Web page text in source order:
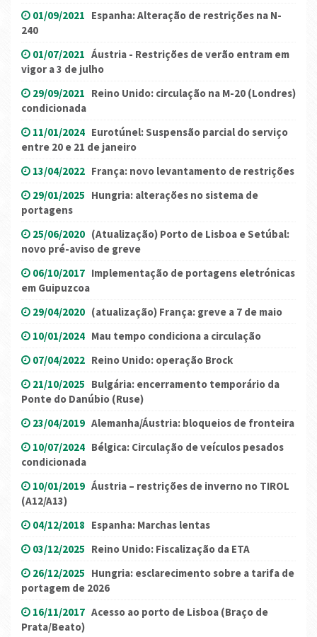
01/09/2021 Espanha: Alteração de restrições na N-
240
01/07/2021 Áustria - Restrições de verão entram em
vigor a 3 de julho
29/09/2021 Reino Unido: circulação na M-20 (Londres)
condicionada
11/01/2024 Eurotúnel: Suspensão parcial do serviço
entre 20 e 21 de janeiro
13/04/2022 França: novo levantamento de restrições
29/01/2025 Hungria: alterações no sistema de
portagens
25/06/2020 (Atualização) Porto de Lisboa e Setúbal:
novo pré-aviso de greve
06/10/2017 Implementação de portagens eletrónicas
em Guipuzcoa
29/04/2020 (atualização) França: greve a 7 de maio
10/01/2024 Mau tempo condiciona a circulação
07/04/2022 Reino Unido: operação Brock
21/10/2025 Bulgária: encerramento temporário da
Ponte do Danúbio (Ruse)
23/04/2019 Alemanha/Áustria: bloqueios de fronteira
10/07/2024 Bélgica: Circulação de veículos pesados
condicionada
10/01/2019 Áustria – restrições de inverno no TIROL
(A12/A13)
04/12/2018 Espanha: Marchas lentas
03/12/2025 Reino Unido: Fiscalização da ETA
26/12/2025 Hungria: esclarecimento sobre a tarifa de
portagem de 2026
16/11/2017 Acesso ao porto de Lisboa (Braço de
Prata/Beato)